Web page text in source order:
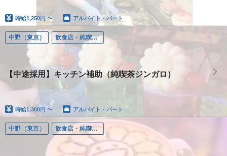
時給1,250円 〜 アルバイト・パート
中野（東京） 飲食店・純喫茶ジンガロ
【中途採用】キッチン補助（純喫茶ジンガロ）
時給1,300円 〜 アルバイト・パート
中野（東京） 飲食店・純喫茶ジンガロ